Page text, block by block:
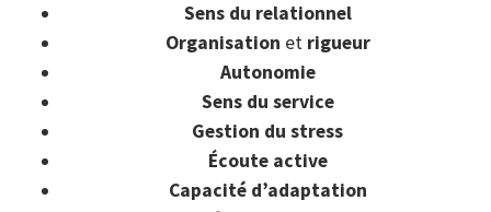
Sens du relationnel
Organisation et rigueur
Autonomie
Sens du service
Gestion du stress
Écoute active
Capacité d’adaptation